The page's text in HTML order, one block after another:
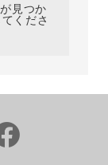
見つか
くださ